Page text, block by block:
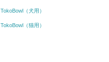
TokoBowl（犬用）
TokoBowl（猫用）